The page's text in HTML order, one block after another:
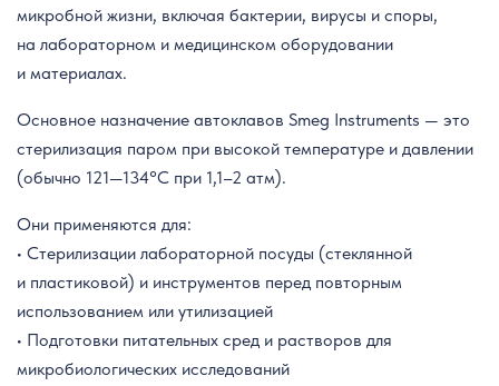
микробной жизни, включая бактерии, вирусы и споры,
на лабораторном и медицинском оборудовании
и материалах.
Основное назначение автоклавов Smeg Instruments — это
стерилизация паром при высокой температуре и давлении
(обычно 121—134°C при 1,1–2 атм).
Они применяются для:
• Стерилизации лабораторной посуды (стеклянной
и пластиковой) и инструментов перед повторным
использованием или утилизацией
• Подготовки питательных сред и растворов для
микробиологических исследований